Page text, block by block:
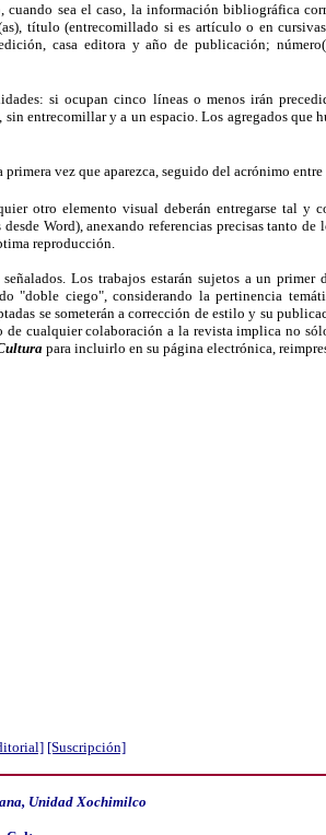
sea el caso, la información bibliográfica
título (entrecomillado si es artículo o en
casa editora y año de publicación;
si ocupan cinco líneas o menos irán
entrecomillar y a un espacio. Los agregados que
primera vez que aparezca, seguido del acrónimo entre
otro elemento visual deberán entregarse tal y
Word), anexando referencias precisas tanto
reproducción.
Los trabajos estarán sujetos a un primer
"doble ciego", considerando la pertinencia
se someterán a corrección de estilo y su
cualquier colaboración a la revista implica no
para incluirlo en su página electrónica,
[Suscripción]
Unidad Xochimilco